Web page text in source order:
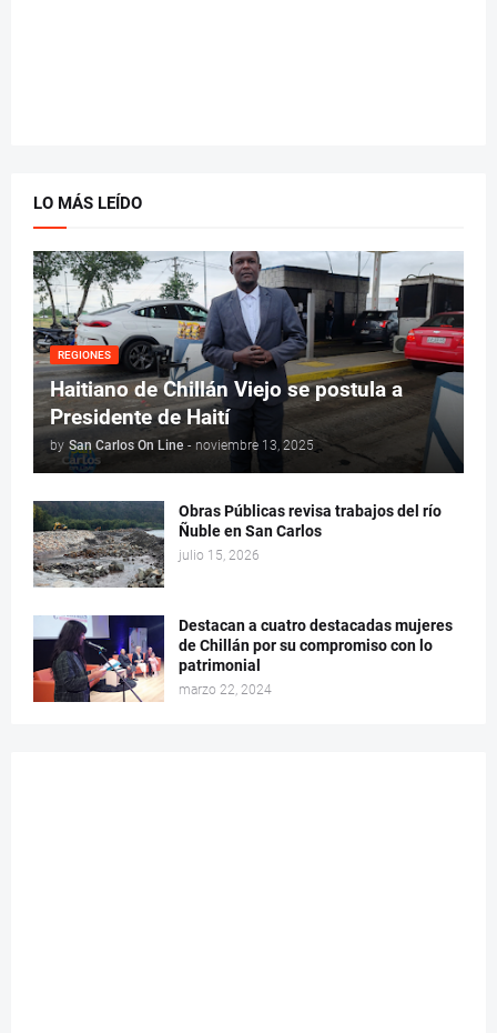
LO MÁS LEÍDO
REGIONES
Haitiano de Chillán Viejo se postula a
Presidente de Haití
by San Carlos On Line - noviembre 13, 2025
Obras Públicas revisa trabajos del río
Ñuble en San Carlos
julio 15, 2026
Destacan a cuatro destacadas mujeres
de Chillán por su compromiso con lo
patrimonial
marzo 22, 2024